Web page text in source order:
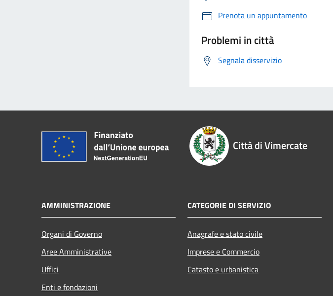
Prenota un appuntamento
Problemi in città
Segnala disservizio
Città di Vimercate
AMMINISTRAZIONE
Organi di Governo
Aree Amministrative
Uffici
Enti e fondazioni
CATEGORIE DI SERVIZIO
Anagrafe e stato civile
Imprese e Commercio
Catasto e urbanistica